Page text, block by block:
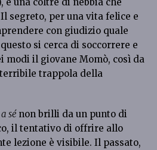
segreto, per una vita felice e
con giudizio quale
si cerca di soccorrere e
modi il giovane Momò, così da
trappola della
sé non brilli da un punto di
il tentativo di offrire allo
lezione è visibile. Il passato,